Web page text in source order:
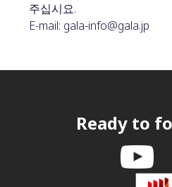
주십시요.
E-mail: gala-info@gala.jp
Ready to